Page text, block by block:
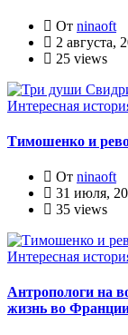
От ninaoft
2 августа,
25 views
Интересная
Тимошенко и
От ninaoft
31 июля,
35 views
Интересная
Антропологи на
жизнь во